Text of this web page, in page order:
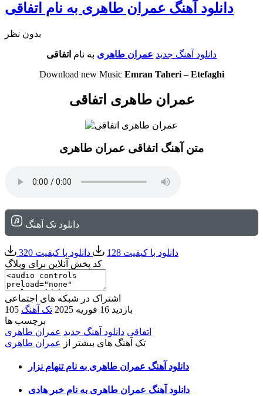
دانلود آهنگ عمران طاهری به نام اتفاقی
بدون نظر
دانلود آهنگ جدید عمران طاهری به نام اتفاقی
Download new Music Emran Taheri– Etefaghi
عمران طاهری اتفاقی
متن آهنگ اتفاقی عمران طاهری
دانلود تک آهنگ
دانلود با کیفیت 128
دانلود با کیفیت 320
کد پخش آنلاین برای وبلاگ
اشتراک در شبکه های اجتماعی
105 بازدید 16 فوریه 2025
تک آهنگ
برچسب ها
اتفاقی دانلود آهنگ جدید عمران طاهری
تک آهنگ های بیشتر از عمران طاهری
دانلود آهنگ عمران طاهری به نام تنهام نزار
دانلود آهنگ عمران طاهری به نام خبر هادی